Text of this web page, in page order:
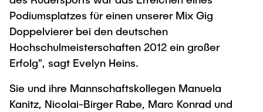
Podiumsplatzes für einen unserer Mix Gig
Doppelvierer bei den deutschen
Hochschulmeisterschaften 2012 ein großer
Erfolg", sagt Evelyn Heins.
Sie und ihre Mannschaftskollegen Manuela
Kanitz, Nicolai-Birger Rabe, Marc Konrad und